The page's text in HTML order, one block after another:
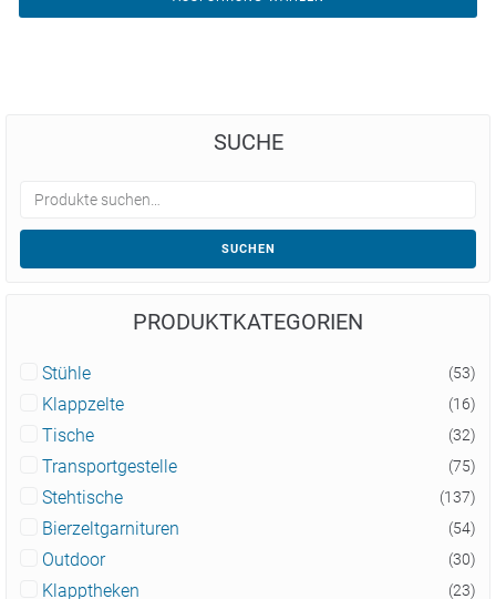
SUCHE
SUCHEN
PRODUKTKATEGORIEN
Stühle (53)
Klappzelte (16)
Tische (32)
Transportgestelle (75)
Stehtische (137)
Bierzeltgarnituren (54)
Outdoor (30)
Klapptheken (23)